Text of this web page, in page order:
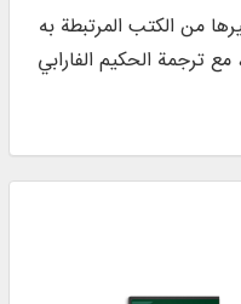
من الكتب المرتبطة به
ترجمة الحکیم الفارابي